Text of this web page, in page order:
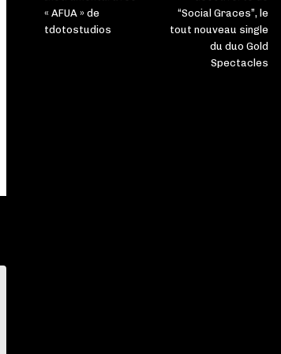
« AFUA » de
tdotostudios
“Social Graces”, le
tout nouveau single
du duo Gold
Spectacles